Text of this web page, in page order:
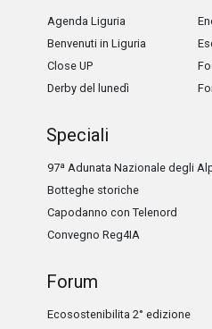
Agenda Liguria
Benvenuti in Liguria
Close UP
Derby del lunedì
Speciali
97ª Adunata Nazionale degli
Botteghe storiche
Capodanno con Telenord
Convegno Reg4IA
Forum
Ecosostenibilita 2° edizione